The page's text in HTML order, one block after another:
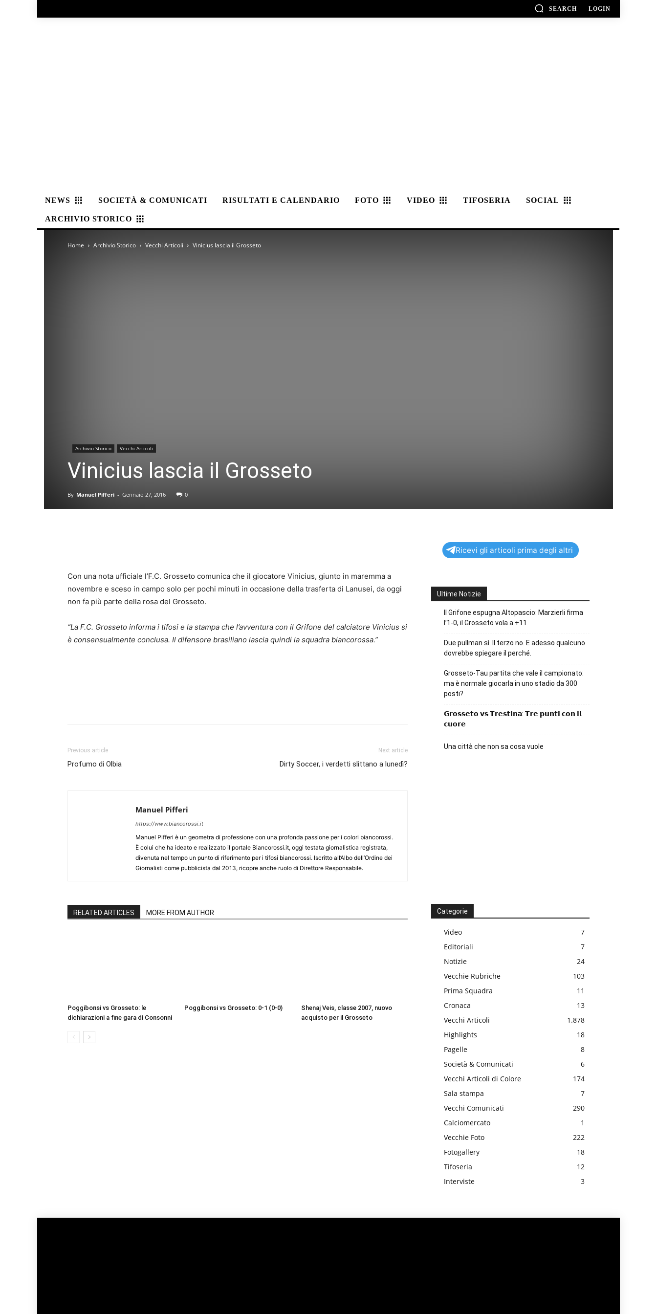
SEARCH LOGIN
NEWS SOCIETÀ & COMUNICATI RISULTATI E CALENDARIO FOTO VIDEO TIFOSERIA SOCIAL
ARCHIVIO STORICO
Home Archivio Storico Vecchi Articoli Vinicius lascia il Grosseto
Archivio Storico Vecchi Articoli
Vinicius lascia il Grosseto
By Manuel Pifferi - Gennaio 27, 2016 0
Con una nota ufficiale l’F.C. Grosseto comunica che il giocatore Vinicius, giunto in maremma a
novembre e sceso in campo solo per pochi minuti in occasione della trasferta di Lanusei, da oggi
non fa più parte della rosa del Grosseto.
“La F.C. Grosseto informa i tifosi e la stampa che l’avventura con il Grifone del calciatore Vinicius si
è consensualmente conclusa. Il difensore brasiliano lascia quindi la squadra biancorossa.”
Previous article
Profumo di Olbia
Next article
Dirty Soccer, i verdetti slittano a lunedì?
Manuel Pifferi
https://www.biancorossi.it
Manuel Pifferi è un geometra di professione con una profonda passione per i colori biancorossi.
È colui che ha ideato e realizzato il portale Biancorossi.it, oggi testata giornalistica registrata,
divenuta nel tempo un punto di riferimento per i tifosi biancorossi. Iscritto all’Albo dell’Ordine dei
Giornalisti come pubblicista dal 2013, ricopre anche ruolo di Direttore Responsabile.
RELATED ARTICLES MORE FROM AUTHOR
Poggibonsi vs Grosseto: le
dichiarazioni a fine gara di Consonni
Poggibonsi vs Grosseto: 0-1 (0-0)
Shenaj Veis, classe 2007, nuovo
acquisto per il Grosseto
Ricevi gli articoli prima degli altri
Ultime Notizie
Il Grifone espugna Altopascio: Marzierli firma
l’1-0, il Grosseto vola a +11
Due pullman sì. Il terzo no. E adesso qualcuno
dovrebbe spiegare il perché.
Grosseto-Tau partita che vale il campionato:
ma è normale giocarla in uno stadio da 300
posti?
𝗚𝗿𝗼𝘀𝘀𝗲𝘁𝗼 𝘃𝘀 𝗧𝗿𝗲𝘀𝘁𝗶𝗻𝗮: 𝗧𝗿𝗲 𝗽𝘂𝗻𝘁𝗶 𝗰𝗼𝗻 𝗶𝗹
𝗰𝘂𝗼𝗿𝗲
Una città che non sa cosa vuole
Categorie
Video
7
Editoriali
7
Notizie
24
Vecchie Rubriche
103
Prima Squadra
11
Cronaca
13
Vecchi Articoli
1.878
Highlights
18
Pagelle
8
Società & Comunicati
6
Vecchi Articoli di Colore
174
Sala stampa
7
Vecchi Comunicati
290
Calciomercato
1
Vecchie Foto
222
Fotogallery
18
Tifoseria
12
Interviste
3